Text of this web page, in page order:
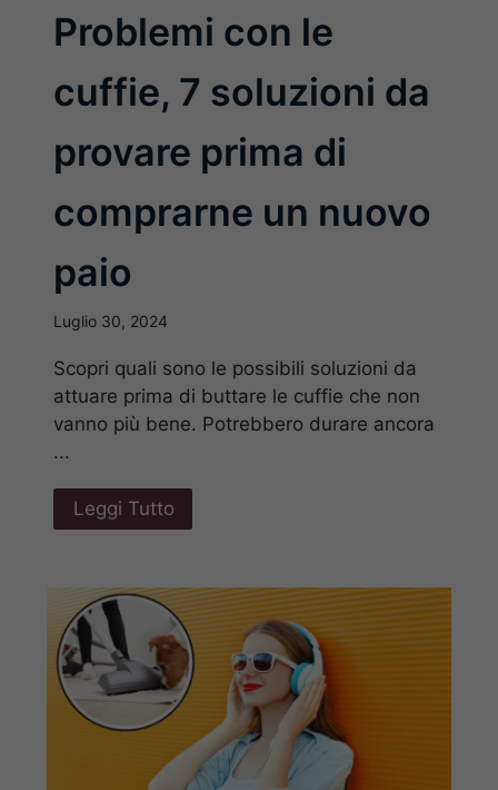
Problemi con le
cuffie, 7 soluzioni da
provare prima di
comprarne un nuovo
paio
Luglio 30, 2024
Scopri quali sono le possibili soluzioni da
attuare prima di buttare le cuffie che non
vanno più bene. Potrebbero durare ancora
...
Leggi Tutto